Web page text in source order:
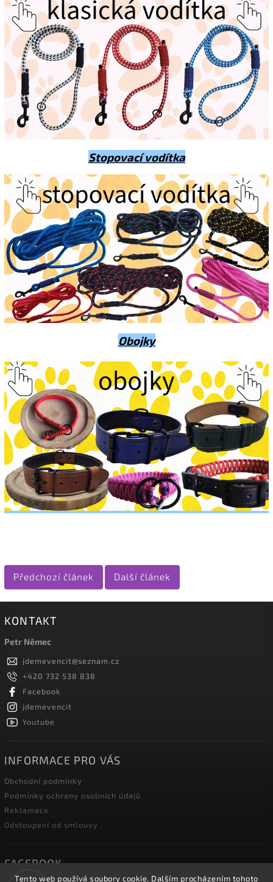
Tento web používá soubory cookie. Dalším procházením tohoto
Stopovací vodítka
Obojky
Předchozí článek Další článek
KONTAKT
Petr Němec
jdemevencit@seznam.cz
+420 732 538 838
Facebook
jdemevencit
Youtube
INFORMACE PRO VÁS
Obchodní podmínky
Podmínky ochrany osobních údajů
Reklamace
Odstoupení od smlouvy
FACEBOOK